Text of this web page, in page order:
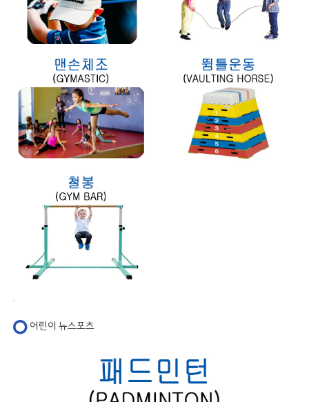
어린이 뉴스포츠